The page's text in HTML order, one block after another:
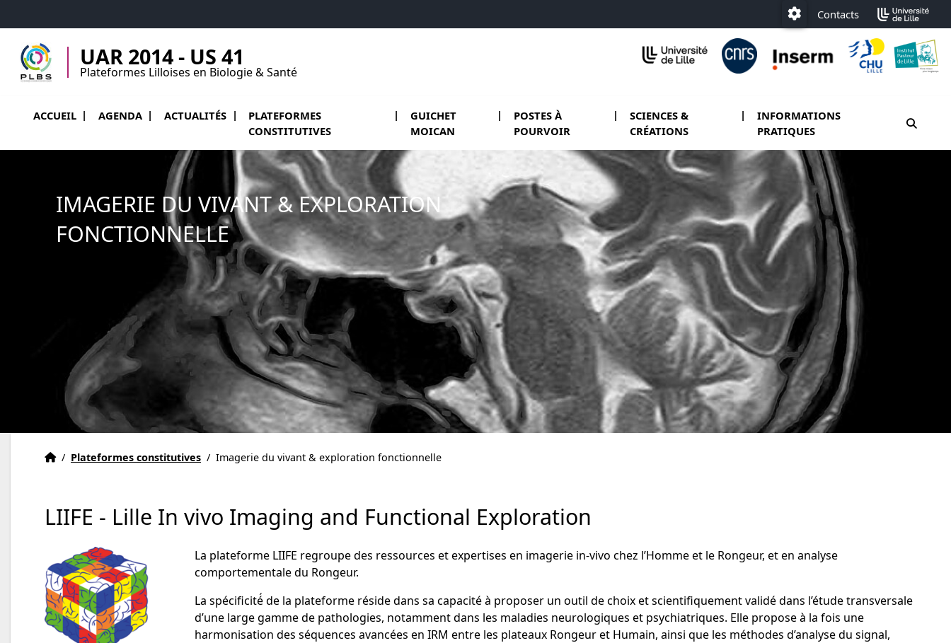
Paramétrage
Contacts
UAR 2014 - US 41
Plateformes Lilloises en Biologie & Santé
ACCUEIL AGENDA ACTUALITÉS
PLATEFORMES
CONSTITUTIVES
GUICHET
MOICAN
POSTES À
POURVOIR
SCIENCES &
CRÉATIONS
INFORMATIONS
PRATIQUES
IMAGERIE DU VIVANT & EXPLORATION
FONCTIONNELLE
Accueil
Accueil
/ Plateformes constitutives / Imagerie du vivant & exploration fonctionnelle
LIIFE - Lille In vivo Imaging and Functional Exploration
La plateforme LIIFE regroupe des ressources et expertises en imagerie in-vivo chez l’Homme et le Rongeur, et en analyse
comportementale du Rongeur.
La spécificité́ de la plateforme réside dans sa capacité à proposer un outil de choix et scientifiquement validé dans l’étude transversale
d’une large gamme de pathologies, notamment dans les maladies neurologiques et psychiatriques. Elle propose à la fois une
harmonisation des séquences avancées en IRM entre les plateaux Rongeur et Humain, ainsi que les méthodes d’analyse du signal,